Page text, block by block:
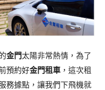
金門太陽非常熱情，為了
預約好金門租車 ，這次租
務據點，讓我們下飛機就